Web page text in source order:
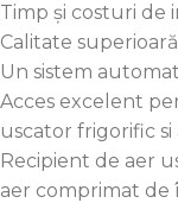
Timp și costuri de
Calitate
Un sistem
Acces excelent
uscator frigorific
Recipient de aer
aer comprimat de